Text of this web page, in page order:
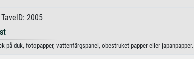
2005
duk, fotopapper, vattenfärgspanel, obestruket papper eller japanpapper.